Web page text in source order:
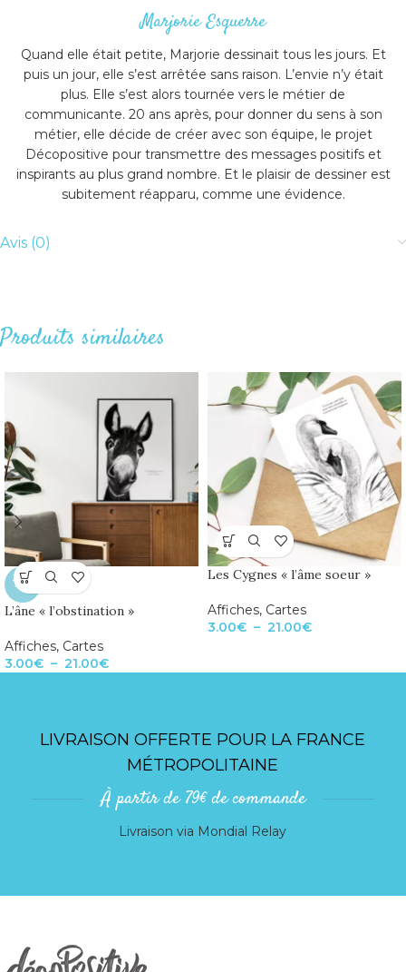
Marjorie Esquerre
Quand elle était petite, Marjorie dessinait tous les jours. Et
puis un jour, elle s’est arrêtée sans raison. L’envie n’y était
plus. Elle s’est alors tournée vers le métier de
communicante. 20 ans après, pour donner du sens à son
métier, elle décide de créer avec son équipe, le projet
Décopositive pour transmettre des messages positifs et
inspirants au plus grand nombre. Et le plaisir de dessiner est
subitement réapparu, comme une évidence.
Avis (0)
Produits similaires
TOP
L’âne « l’obstination »
Affiches, Cartes
3.00€ – 21.00€
Les Cygnes « l’âme soeur »
Affiches, Cartes
3.00€ – 21.00€
LIVRAISON OFFERTE POUR LA FRANCE
MÉTROPOLITAINE
À partir de 79€ de commande
Livraison via Mondial Relay